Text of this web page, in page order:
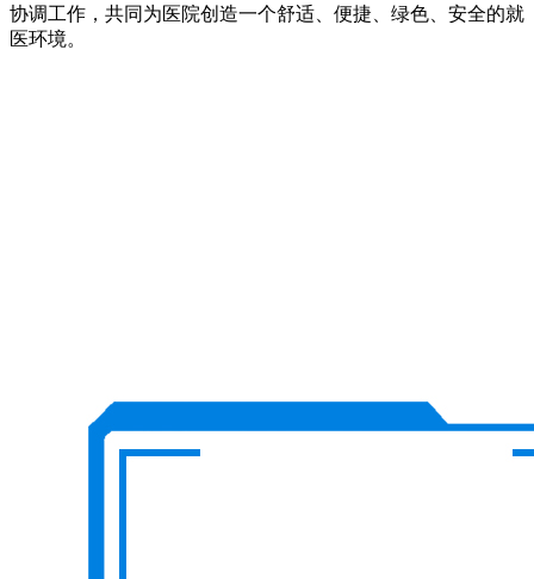
协调工作，共同为医院创造一个舒适、便捷、绿色、安全的就
医环境。